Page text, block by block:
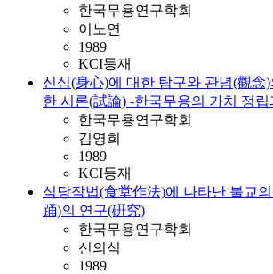
한국무용연구학회
이노연
1989
KCI등재
신심(身心)에 대한 탐구와 관념(觀念
한 시론(試論) -한국무용의 가치 정
한국무용연구학회
김영희
1989
KCI등재
식당작법(食堂作法)에 나타난 불교
踊)의 연구(硏究)
한국무용연구학회
신의식
1989